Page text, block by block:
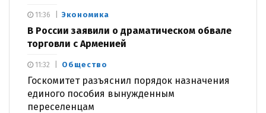
Экономика
В России заявили о драматическом обвале
торговли с Арменией
11:36
Общество
Госкомитет разъяснил порядок назначения
единого пособия вынужденным
переселенцам
11:32